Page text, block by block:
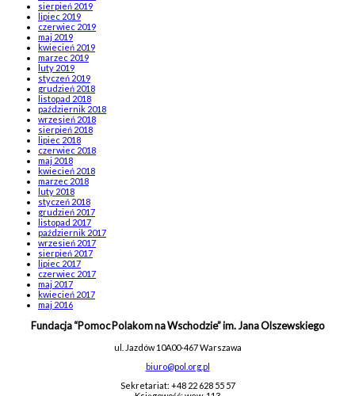
sierpień 2019
lipiec 2019
czerwiec 2019
maj 2019
kwiecień 2019
marzec 2019
luty 2019
styczeń 2019
grudzień 2018
listopad 2018
październik 2018
wrzesień 2018
sierpień 2018
lipiec 2018
czerwiec 2018
maj 2018
kwiecień 2018
marzec 2018
luty 2018
styczeń 2018
grudzień 2017
listopad 2017
październik 2017
wrzesień 2017
sierpień 2017
lipiec 2017
czerwiec 2017
maj 2017
kwiecień 2017
maj 2016
Fundacja “Pomoc Polakom na Wschodzie” im. Jana Olszewskiego
ul. Jazdów 10A00-467 Warszawa
biuro@pol.org.pl
Sekretariat: +48 22 628 55 57